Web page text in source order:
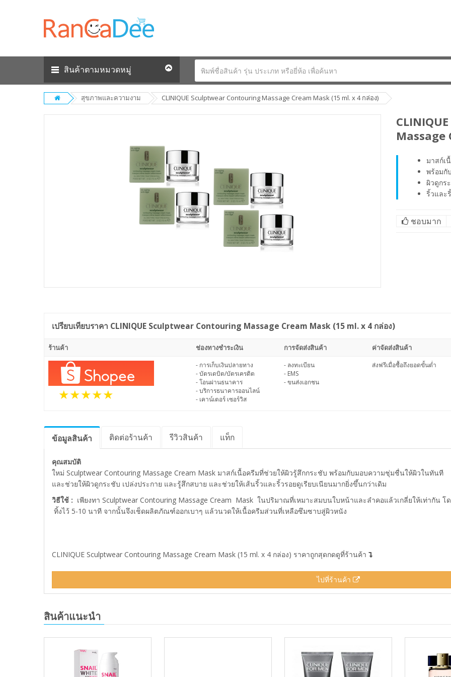
สินค้าตามหมวดหมู่
สุขภาพและความงาม CLINIQUE Sculptwear Contouring Massage Cream Mask (15 ml. x 4 กล่อง)
Massage
มาสก์เ
พร้อมกั
ผิวดูกร
ริ้วและ
ชอบมาก
เปรียบเทียบราคา CLINIQUE Sculptwear Contouring Massage Cream Mask (15 ml. x 4 กล่อง)
ร้านค้า ช่องทางชำระเงิน การจัดส่งสินค้า ค่าจัดส่งสินค้า
- การเก็บเงินปลายทาง
- บัตรเดบิต/บัตรเครดิต
- โอนผ่านธนาคาร
- บริการธนาคารออนไลน์
- เคาน์เตอร์ เซอร์วิส
- ลงทะเบียน
- EMS
- ขนส่งเอกชน
ส่งฟรีเมื่อซื้อถึงยอดขั้นต่ำ
ข้อมูลสินค้า ติดต่อร้านค้า รีวิวสินค้า แท็ก
คุณสมบัติ
ใหม่ Sculptwear Contouring Massage Cream Mask มาสก์เนื้อครีมที่ช่วยให้ผิวรู้สึกกระชับ พร้อมกับมอบความชุ่มชื่นให้ผิวในทันที
และช่วยให้ผิวดูกระชับ เปล่งประกาย และรู้สึกสบาย และช่วยให้เส้นริ้วและริ้วรอยดูเรียบเนียนมากยิ่งขึ้นกว่าเดิม
วิธีใช้ : เพียงทา Sculptwear Contouring Massage Cream Mask ในปริมาณที่เหมาะสมบนใบหน้าและลำคอแล้วเกลี่ยให้เท่ากัน โ
ทิ้งไว้ 5-10 นาที จากนั้นจึงเช็ดผลิตภัณฑ์ออกเบาๆ แล้วนวดให้เนื้อครีมส่วนที่เหลือซึมซาบสู่ผิวหนัง
CLINIQUE Sculptwear Contouring Massage Cream Mask (15 ml. x 4 กล่อง) ราคาถูกสุดกดดูที่ร้านค้า
ไปที่ร้านค้า
สินค้าแนะนำ